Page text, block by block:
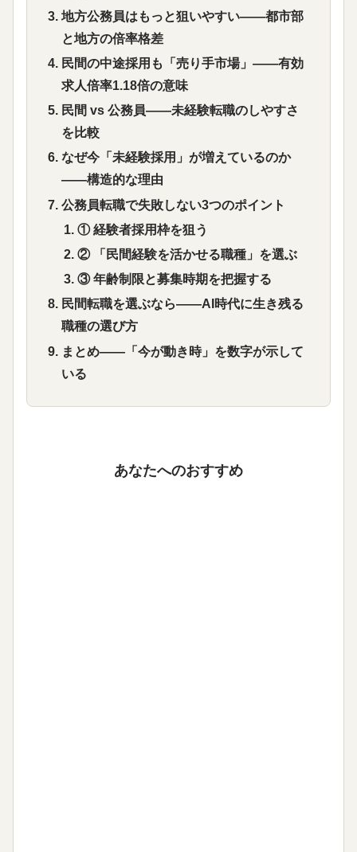
地方公務員はもっと狙いやすい——都市部
と地方の倍率格差
民間の中途採用も「売り手市場」——有効
求人倍率1.18倍の意味
民間 vs 公務員——未経験転職のしやすさ
を比較
なぜ今「未経験採用」が増えているのか
——構造的な理由
公務員転職で失敗しない3つのポイント
① 経験者採用枠を狙う
② 「民間経験を活かせる職種」を選ぶ
③ 年齢制限と募集時期を把握する
民間転職を選ぶなら——AI時代に生き残る
職種の選び方
まとめ——「今が動き時」を数字が示して
いる
あなたへのおすすめ